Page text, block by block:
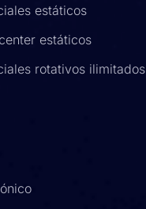
estáticos
estáticos
rotativos ilimitados